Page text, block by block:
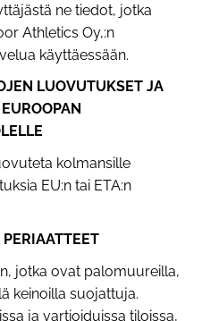
ne tiedot, jotka
Athletics Oy,:n
käyttäessään.
LUOVUTUKSET JA
kolmansille
EU:n tai ETA:n
jotka ovat palomuureilla,
keinoilla suojattuja.
ja vartioiduissa tiloissa,